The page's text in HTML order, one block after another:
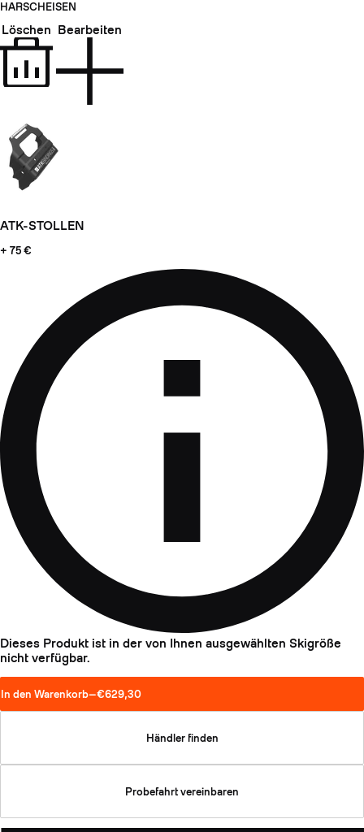
HARSCHEISEN
Löschen Bearbeiten
ATK-STOLLEN
+ 75 €
Dieses Produkt ist in der von Ihnen ausgewählten Skigröße
nicht verfügbar.
In den Warenkorb—€629,30
Händler finden
Probefahrt vereinbaren